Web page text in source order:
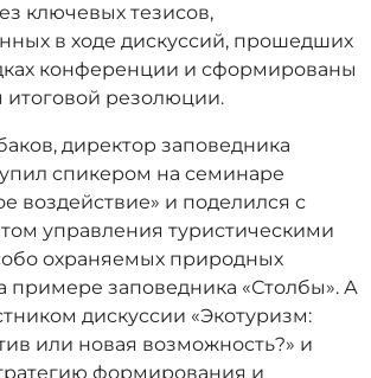
ключевых тезисов,
в ходе дискуссий, прошедших
конференции и сформированы
резолюции.
директор заповедника
спикером на семинаре
воздействие» и поделился с
управления туристическими
охраняемых природных
примере заповедника «Столбы». А
дискуссии «Экотуризм:
или новая возможность?» и
формирования и